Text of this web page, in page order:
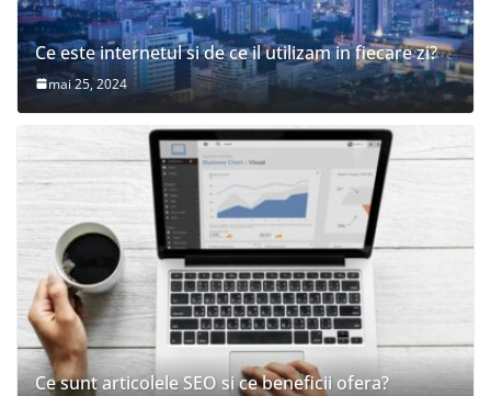
Ce este internetul si de ce il utilizam in fiecare zi?
mai 25, 2024
Ce sunt articolele SEO si ce beneficii ofera?